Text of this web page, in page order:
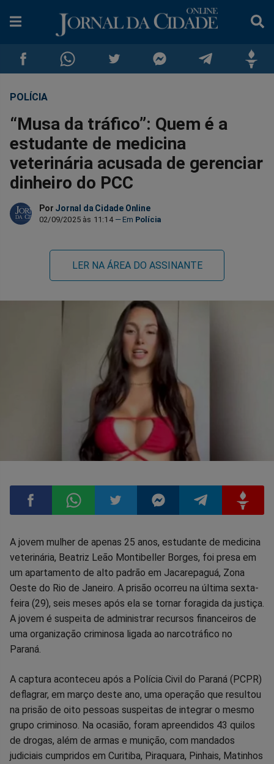
Compartilhar
no
Facebook
Compartilhar
no
Whatsapp
no
Twitter
no
Messenger
no
TelegramGettr
POLÍCIA
“Musa da tráfico”: Quem é a
estudante de medicina
veterinária acusada de gerenciar
dinheiro do PCC
Por Jornal da Cidade Online
02/09/2025 às 11:14 Polícia
LER NA ÁREA DO ASSINANTE
Compartilhar
no
Facebook
Compartilhar
no
Whatsapp
Compartilhar
no
Twitter
Compartilhar
no
Messenger
Compartilhar
no
Telegram
no
Gettr
A jovem mulher de apenas 25 anos, estudante de medicina
veterinária, Beatriz Leão Montibeller Borges, foi presa em
um apartamento de alto padrão em Jacarepaguá, Zona
Oeste do Rio de Janeiro. A prisão ocorreu na última sexta-
feira (29), seis meses após ela se tornar foragida da justiça.
A jovem é suspeita de administrar recursos financeiros de
uma organização criminosa ligada ao narcotráfico no
Paraná.
A captura aconteceu após a Polícia Civil do Paraná (PCPR)
deflagrar, em março deste ano, uma operação que resultou
na prisão de oito pessoas suspeitas de integrar o mesmo
grupo criminoso. Na ocasião, foram apreendidos 43 quilos
de drogas, além de armas e munição, com mandados
judiciais cumpridos em Curitiba, Piraquara, Pinhais, Matinhos